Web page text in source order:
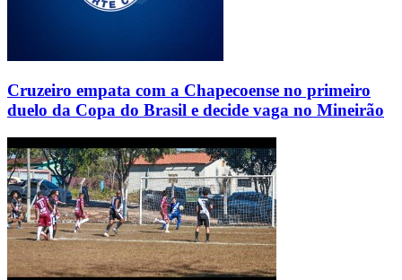
Cruzeiro empata com a Chapecoense no primeiro
duelo da Copa do Brasil e decide vaga no Mineirão